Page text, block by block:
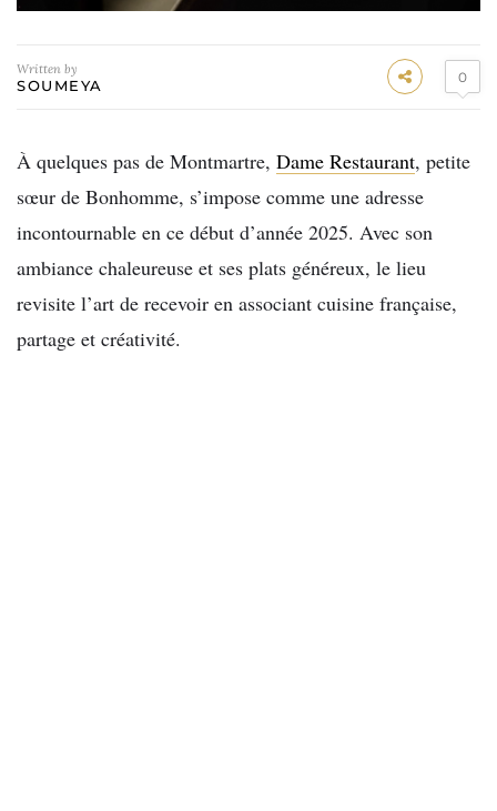
Written by
SOUMEYA 0
À quelques pas de Montmartre, Dame Restaurant, petite
sœur de Bonhomme, s’impose comme une adresse
incontournable en ce début d’année 2025. Avec son
ambiance chaleureuse et ses plats généreux, le lieu
revisite l’art de recevoir en associant cuisine française,
partage et créativité.